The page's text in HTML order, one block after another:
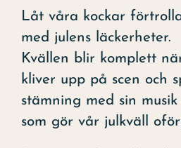
Låt våra kockar
med julens läckerheter.
Kvällen blir komplett
kliver upp på scen och
stämning med sin
som gör vår julkväll